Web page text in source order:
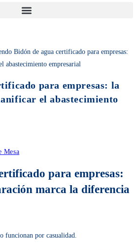
para empresas: la
el abastecimiento
Mesa
para empresas:
marca la diferencia
funcionan por casualidad.